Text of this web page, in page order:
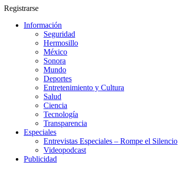
Registrarse
Información
Seguridad
Hermosillo
México
Sonora
Mundo
Deportes
Entretenimiento y Cultura
Salud
Ciencia
Tecnología
Transparencia
Especiales
Entrevistas Especiales – Rompe el Silencio
Videopodcast
Publicidad